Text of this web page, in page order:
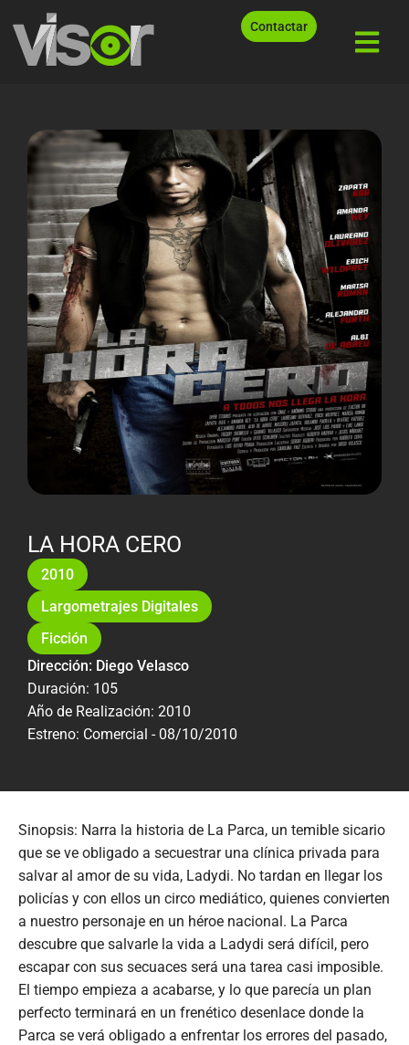
Contactar
LA HORA CERO
2010
Largometrajes Digitales
Ficción
Dirección: Diego Velasco
Duración: 105
Año de Realización: 2010
Estreno: Comercial - 08/10/2010
Sinopsis: Narra la historia de La Parca, un temible sicario
que se ve obligado a secuestrar una clínica privada para
salvar al amor de su vida, Ladydi. No tardan en llegar los
policías y con ellos un circo mediático, quienes convierten
a nuestro personaje en un héroe nacional. La Parca
descubre que salvarle la vida a Ladydi será difícil, pero
escapar con sus secuaces será una tarea casi imposible.
El tiempo empieza a acabarse, y lo que parecía un plan
perfecto terminará en un frenético desenlace donde la
Parca se verá obligado a enfrentar los errores del pasado,